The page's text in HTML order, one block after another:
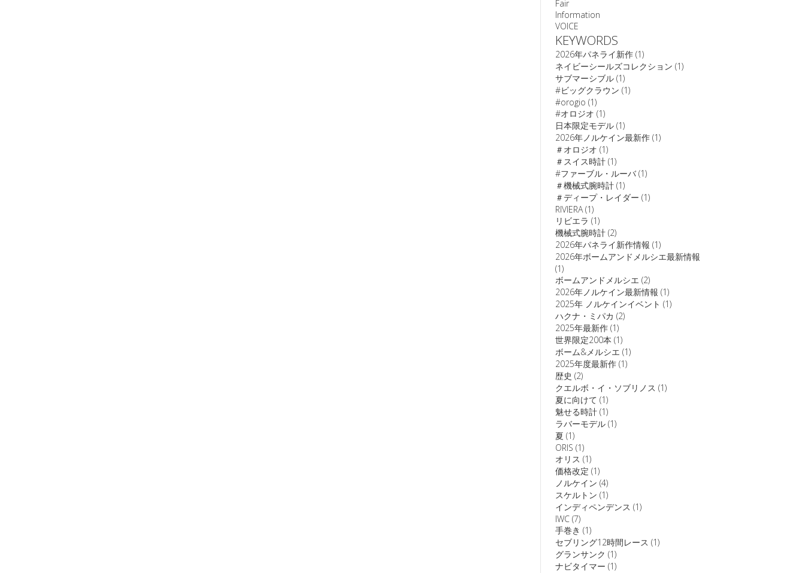
Fair
Information
VOICE
KEYWORDS
2026年パネライ新作 (1)
ネイビーシールズコレクション (1)
サブマーシブル (1)
#ビッグクラウン (1)
#orogio (1)
#オロジオ (1)
日本限定モデル (1)
2026年ノルケイン最新作 (1)
＃オロジオ (1)
＃スイス時計 (1)
#ファーブル・ルーバ(1)
＃機械式腕時計 (1)
＃ディープ・レイダー (1)
RIVIERA(1)
リビエラ (1)
機械式腕時計 (2)
2026年パネライ新作情報 (1)
2026年ボームアンドメルシエ最新情報
(1)
ボームアンドメルシエ (2)
2026年ノルケイン最新情報 (1)
2025年 ノルケインイベント (1)
ハクナ・ミパカ (2)
2025年最新作 (1)
世界限定200本 (1)
ボーム&メルシエ (1)
2025年度最新作 (1)
歴史 (2)
クエルボ・イ・ソブリノス (1)
夏に向けて (1)
魅せる時計 (1)
ラバーモデル (1)
夏 (1)
ORIS (1)
オリス (1)
価格改定 (1)
ノルケイン (4)
スケルトン (1)
インディペンデンス (1)
IWC (7)
手巻き (1)
セブリング12時間レース (1)
グランサンク (1)
ナビタイマー (1)